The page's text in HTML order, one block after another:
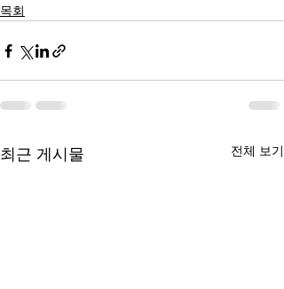
목회
최근 게시물 전체 보기